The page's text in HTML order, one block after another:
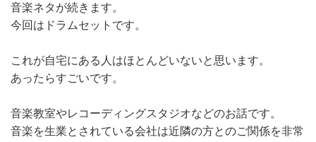
音楽ネタが続きます。
今回はドラムセットです。
これが自宅にある人はほとんどいないと思います。
あったらすごいです。
音楽教室やレコーディングスタジオなどのお話です。
音楽を生業とされている会社は近隣の方とのご関係を非常